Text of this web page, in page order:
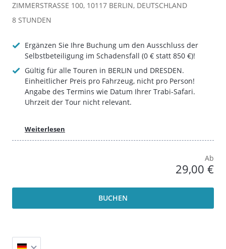
ZIMMERSTRASSE 100, 10117 BERLIN, DEUTSCHLAND
8 STUNDEN
Ergänzen Sie Ihre Buchung um den Ausschluss der
Selbstbeteiligung im Schadensfall (0 € statt 850 €)!
Gültig für alle Touren in BERLIN und DRESDEN.
Einheitlicher Preis pro Fahrzeug, nicht pro Person!
Angabe des Termins wie Datum Ihrer Trabi-Safari.
Uhrzeit der Tour nicht relevant.
Weiterlesen
Ab
29,00 €
BUCHEN